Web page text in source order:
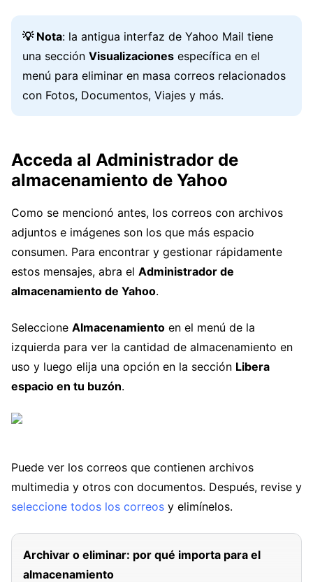
💡 Nota: la antigua interfaz de Yahoo Mail tiene
una sección Visualizaciones específica en el
menú para eliminar en masa correos relacionados
con Fotos, Documentos, Viajes y más.
Acceda al Administrador de
almacenamiento de Yahoo
Como se mencionó antes, los correos con archivos
adjuntos e imágenes son los que más espacio
consumen. Para encontrar y gestionar rápidamente
estos mensajes, abra el Administrador de
almacenamiento de Yahoo.
Seleccione Almacenamiento en el menú de la
izquierda para ver la cantidad de almacenamiento en
uso y luego elija una opción en la sección Libera
espacio en tu buzón.
Puede ver los correos que contienen archivos
multimedia y otros con documentos. Después, revise y
seleccione todos los correos y elimínelos.
Archivar o eliminar: por qué importa para el
almacenamiento